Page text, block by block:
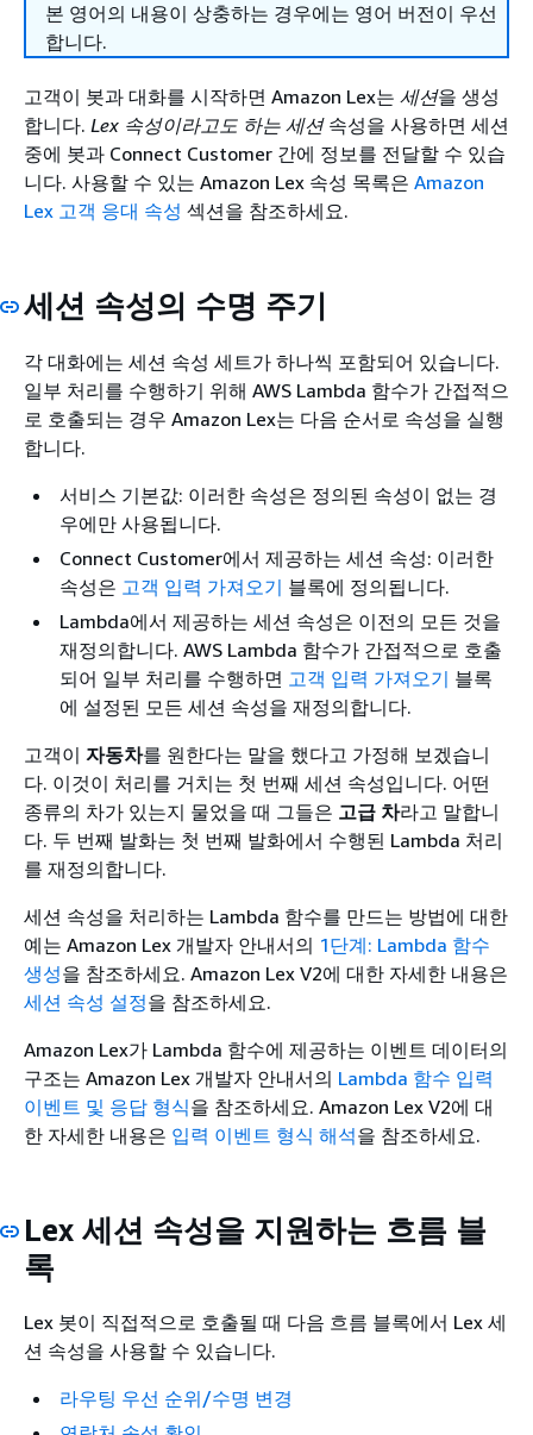
본 영어의 내용이 상충하는 경우에는 영어 버전이 우선
합니다.
고객이 봇과 대화를 시작하면 Amazon Lex는 세션을 생성
합니다. Lex 속성이라고도 하는 세션속성을 사용하면 세션
중에 봇과 Connect Customer 간에 정보를 전달할 수 있습
니다. 사용할 수 있는 Amazon Lex 속성 목록은 Amazon
Lex 고객 응대 속성 섹션을 참조하세요.
세션 속성의 수명 주기
각 대화에는 세션 속성 세트가 하나씩 포함되어 있습니다.
일부 처리를 수행하기 위해 AWS Lambda 함수가 간접적으
로 호출되는 경우 Amazon Lex는 다음 순서로 속성을 실행
합니다.
서비스 기본값: 이러한 속성은 정의된 속성이 없는 경
우에만 사용됩니다.
Connect Customer에서 제공하는 세션 속성: 이러한
속성은 고객 입력 가져오기 블록에 정의됩니다.
Lambda에서 제공하는 세션 속성은 이전의 모든 것을
재정의합니다. AWS Lambda 함수가 간접적으로 호출
되어 일부 처리를 수행하면 고객 입력 가져오기 블록
에 설정된 모든 세션 속성을 재정의합니다.
고객이 자동차를 원한다는 말을 했다고 가정해 보겠습니
다. 이것이 처리를 거치는 첫 번째 세션 속성입니다. 어떤
종류의 차가 있는지 물었을 때 그들은 고급 차라고 말합니
다. 두 번째 발화는 첫 번째 발화에서 수행된 Lambda 처리
를 재정의합니다.
세션 속성을 처리하는 Lambda 함수를 만드는 방법에 대한
예는 Amazon Lex 개발자 안내서의 1단계: Lambda 함수
생성을 참조하세요. Amazon Lex V2에 대한 자세한 내용은
세션 속성 설정을 참조하세요.
Amazon Lex가 Lambda 함수에 제공하는 이벤트 데이터의
구조는 Amazon Lex 개발자 안내서의 Lambda 함수 입력
이벤트 및 응답 형식을 참조하세요. Amazon Lex V2에 대
한 자세한 내용은 입력 이벤트 형식 해석을 참조하세요.
Lex 세션 속성을 지원하는 흐름 블
록
Lex 봇이 직접적으로 호출될 때 다음 흐름 블록에서 Lex 세
션 속성을 사용할 수 있습니다.
라우팅 우선 순위/수명 변경